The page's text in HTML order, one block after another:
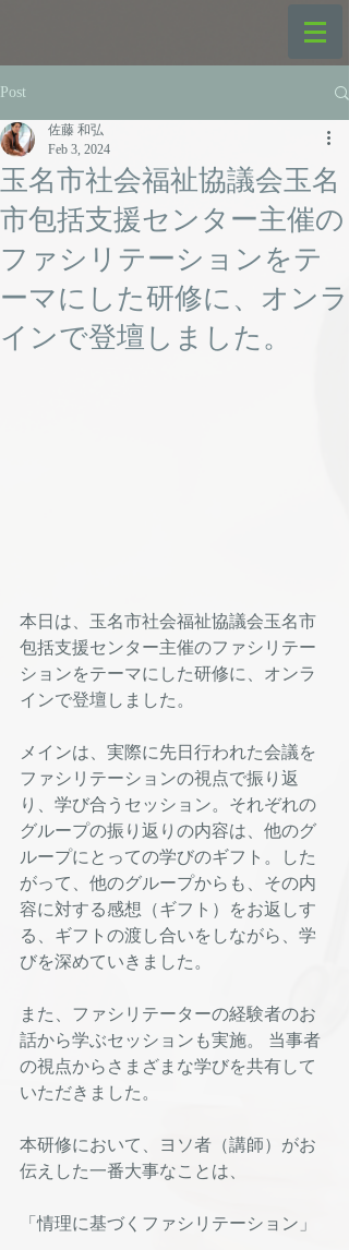
Post
玉名市社会福祉協議会玉名
市包括支援センター主催の
ファシリテーションをテ
ーマにした研修に、オンラ
インで登壇しました。
佐藤 和弘
Feb 3, 2024
本日は、玉名市社会福祉協議会玉名市
包括支援センター主催のファシリテー
ションをテーマにした研修に、オンラ
インで登壇しました。
メインは、実際に先日行われた会議を
ファシリテーションの視点で振り返
り、学び合うセッション。それぞれの
グループの振り返りの内容は、他のグ
ループにとっての学びのギフト。した
がって、他のグループからも、その内
容に対する感想（ギフト）をお返しす
る、ギフトの渡し合いをしながら、学
びを深めていきました。
また、ファシリテーターの経験者のお
話から学ぶセッションも実施。 当事者
の視点からさまざまな学びを共有して
いただきました。
本研修において、ヨソ者（講師）がお
伝えした一番大事なことは、
「情理に基づくファシリテーション」